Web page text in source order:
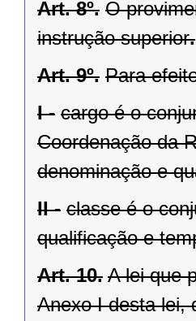
Art. 8º. O
instrução superior.
Art. 9º. Para
I - cargo é o
Coordenação da
denominação e
II - classe é o
qualificação e
Art. 10. A lei que
Anexo I desta lei,